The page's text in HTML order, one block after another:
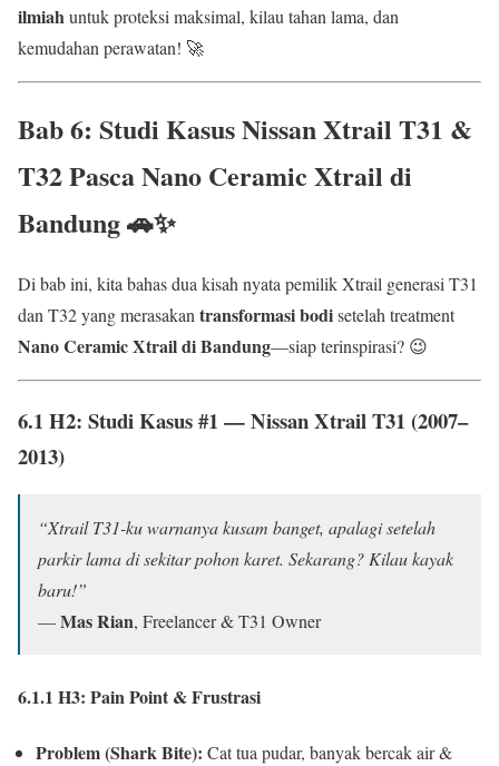
ilmiahuntuk proteksi maksimal, kilau tahan lama, dan
kemudahan perawatan! 🚀
Bab 6: Studi KasusNissan Xtrail T31 &
T32PascaNano Ceramic Xtrail di
Bandung🚗✨
Di bab ini, kita bahas dua kisah nyata pemilik Xtrail generasi T31
dan T32 yang merasakan transformasi bodisetelah treatment
Nano Ceramic Xtrail di Bandung—siap terinspirasi? 😉
6.1 H2: Studi Kasus #1 —Nissan Xtrail T31 (2007–
2013)
“Xtrail T31-ku warnanya kusam banget, apalagi setelah
parkir lama di sekitar pohon karet. Sekarang? Kilau kayak
baru!”
—Mas Rian, Freelancer & T31 Owner
6.1.1 H3: Pain Point & Frustrasi
Problem (Shark Bite): Cat tua pudar, banyak bercak air &